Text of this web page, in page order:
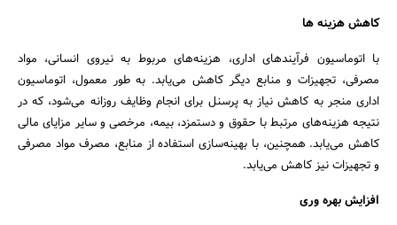
کاهش هزینه ها
با اتوماسیون فرآیندهای اداری، هزینه‌های مربوط به نیروی انسانی، مواد
مصرفی، تجهیزات و منابع دیگر کاهش می‌یابد. به طور معمول، اتوماسیون
اداری منجر به کاهش نیاز به پرسنل برای انجام وظایف روزانه می‌شود، که در
نتیجه هزینه‌های مرتبط با حقوق و دستمزد، بیمه، مرخصی و سایر مزایای مالی
کاهش می‌یابد. همچنین، با بهینه‌سازی استفاده از منابع، مصرف مواد مصرفی
و تجهیزات نیز کاهش می‌یابد.
افزایش بهره وری